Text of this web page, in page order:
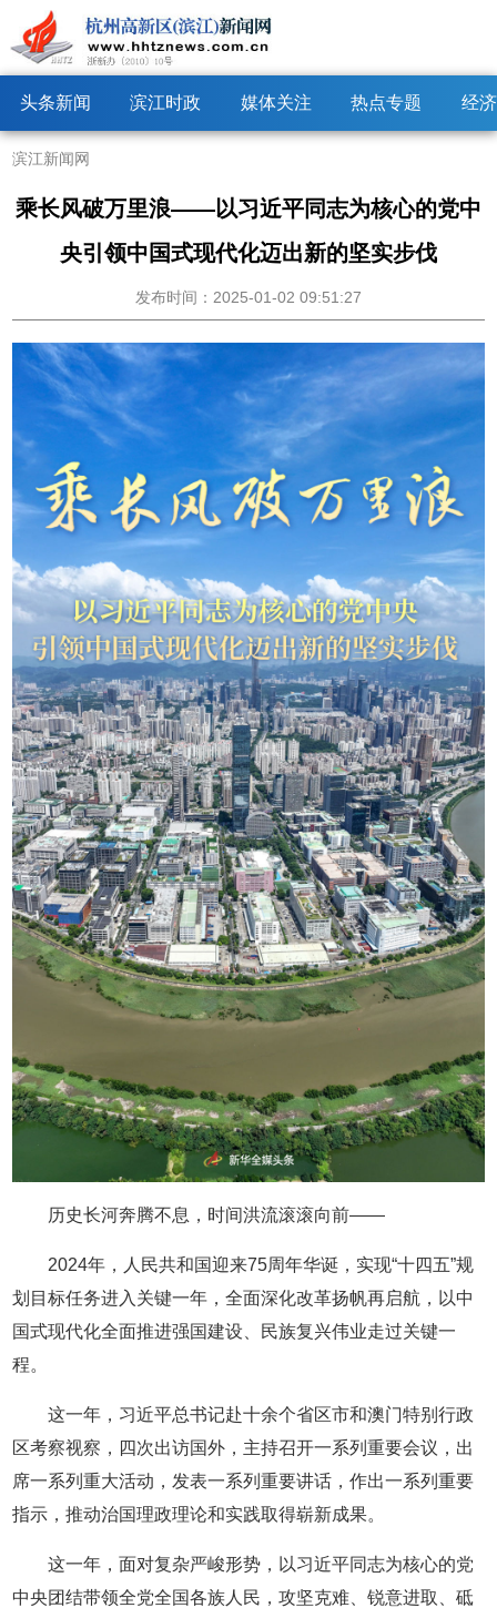
头条新闻 滨江时政 媒体关注 热点专题 经
滨江新闻网
乘长风破万里浪——以习近平同志为核心的党中
央引领中国式现代化迈出新的坚实步伐
发布时间：2025-01-02 09:51:27
历史长河奔腾不息，时间洪流滚滚向前——
2024年，人民共和国迎来75周年华诞，实现“十四五”规
划目标任务进入关键一年，全面深化改革扬帆再启航，以中
国式现代化全面推进强国建设、民族复兴伟业走过关键一
程。
这一年，习近平总书记赴十余个省区市和澳门特别行政
区考察视察，四次出访国外，主持召开一系列重要会议，出
席一系列重大活动，发表一系列重要讲话，作出一系列重要
指示，推动治国理政理论和实践取得崭新成果。
这一年，面对复杂严峻形势，以习近平同志为核心的党
中央团结带领全党全国各族人民，攻坚克难、锐意进取、砥